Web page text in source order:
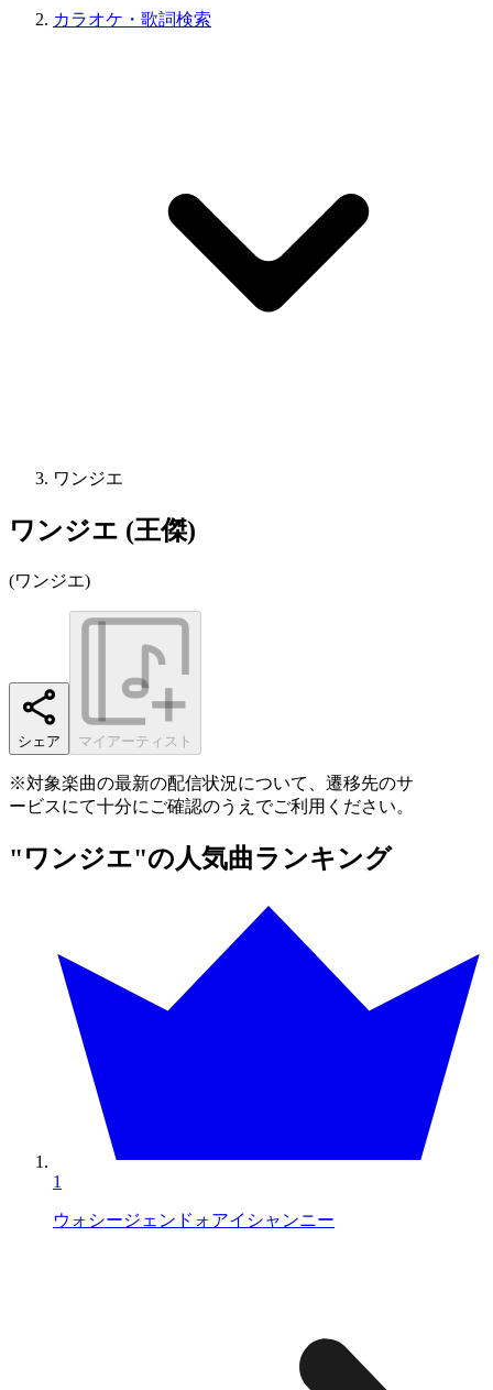
カラオケ・歌詞検索
ワンジエ
ワンジエ (王傑)
(ワンジエ)
シェア マイアーティスト
※対象楽曲の最新の配信状況について、遷移先のサ
ービスにて十分にご確認のうえでご利用ください。
"ワンジエ"の人気曲ランキング
1
ウォシージェンドォアイシャンニー